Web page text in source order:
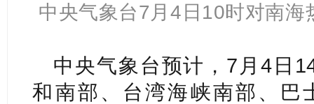
中央气象台7月4日10时对南
中央气象台预计，7月4日
和南部、台湾海峡南部、巴